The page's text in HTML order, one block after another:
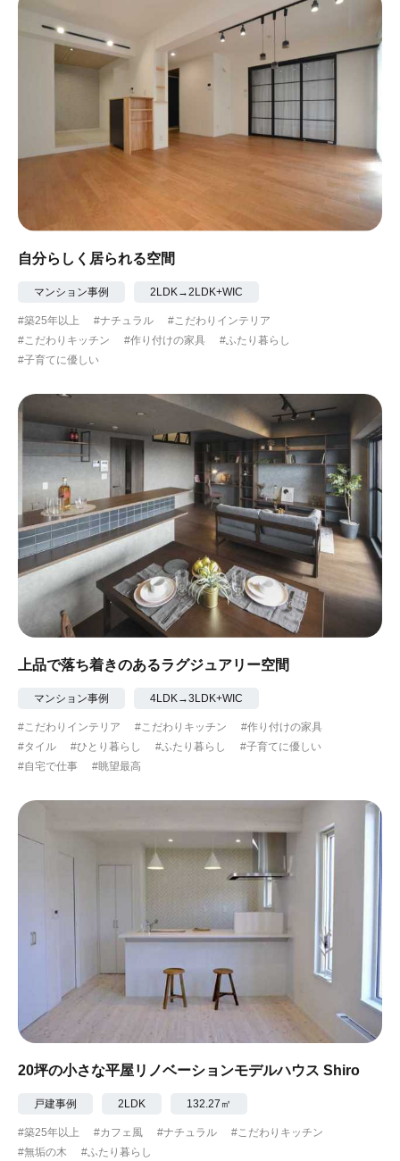
#眺望最高 #緑がいっぱい
#300万円以下
自分らしく居られる空間
マンション事例 2LDK→2LDK+WIC
#築25年以上 #ナチュラル
#こだわりインテリア
#こだわりキッチン
#作り付けの家具
#ふたり暮らし
#子育てに優しい
上品で落ち着きのあるラグジュアリー空間
マンション事例 4LDK→3LDK+WIC
#こだわりインテリア #こだわりキッチン
#作り付けの家具
#タイル
#ひとり暮らし #ふたり暮らし
#子育てに優しい
#自宅で仕事
#眺望最高
20坪の小さな平屋リノベーションモデルハウス Shiro
戸建事例 2LDK 132.27㎡
#築25年以上 #カフェ風 #ナチュラル
#こだわりキッチン
#無垢の木
#ふたり暮らし